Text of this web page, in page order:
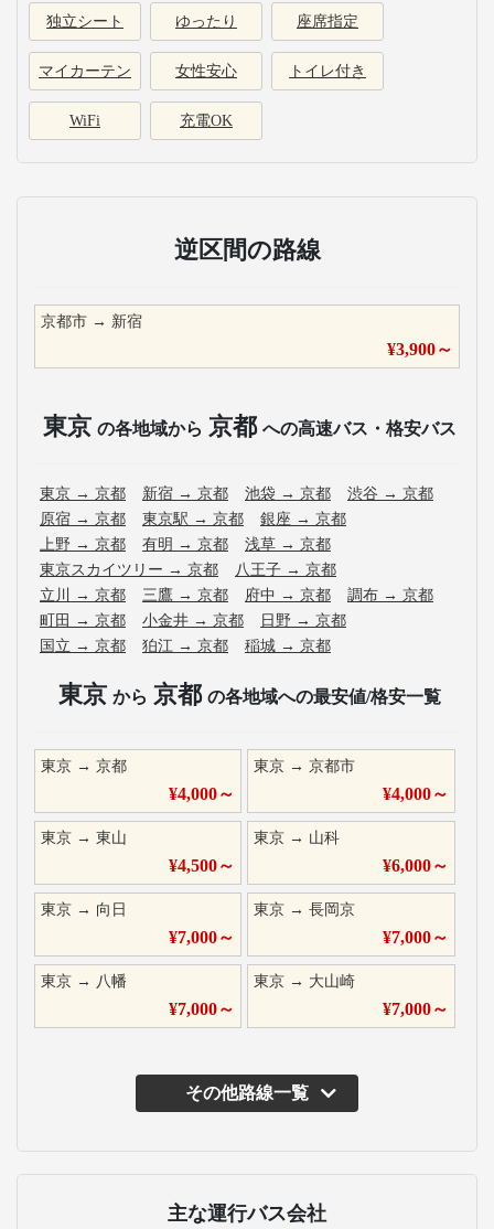
独立シート ゆったり 座席指定
マイカーテン 女性安心 トイレ付き
WiFi 充電OK
逆区間の路線
京都市 → 新宿
¥3,900～
東京 の各地域から 京都 への高速バス・格安バス
東京 → 京都 新宿 → 京都 池袋 → 京都 渋谷 → 京都
原宿 → 京都 東京駅 → 京都 銀座 → 京都
上野 → 京都 有明 → 京都 浅草 → 京都
東京スカイツリー → 京都 八王子 → 京都
立川
→ 京都 三鷹 → 京都 府中 → 京都 調布 → 京都
町田 → 京都 小金井 → 京都 日野 → 京都
国立 → 京都 狛江 → 京都 稲城 → 京都
東京 から 京都 の各地域への最安値/格安一覧
東京 → 京都
¥4,000～
東京 →京都市
¥4,000～
東京 → 東山
¥4,500～
東京 → 山科
¥6,000～
東京 → 向日
¥7,000～
東京 →長岡京
¥7,000～
東京 → 八幡
¥7,000～
東京 → 大山崎
¥7,000～
その他路線一覧
主な運行バス会社